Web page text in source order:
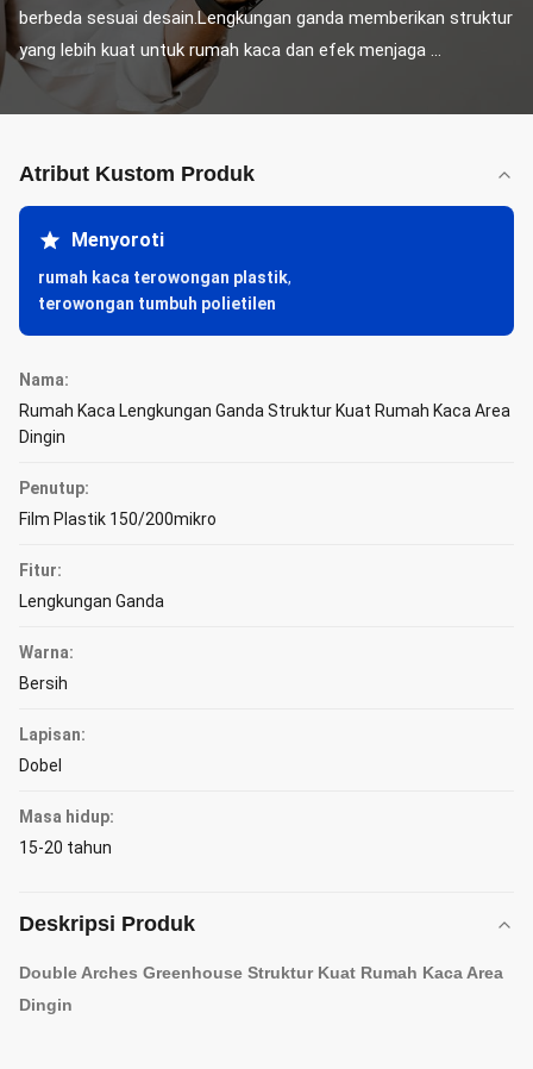
berbeda sesuai desain.Lengkungan ganda memberikan struktur
yang lebih kuat untuk rumah kaca dan efek menjaga ...
Atribut Kustom Produk
Menyoroti
rumah kaca terowongan plastik,
terowongan tumbuh polietilen
Nama:
Rumah Kaca Lengkungan Ganda Struktur Kuat Rumah Kaca Area
Dingin
Penutup:
Film Plastik 150/200mikro
Fitur:
Lengkungan Ganda
Warna:
Bersih
Lapisan:
Dobel
Masa hidup:
15-20 tahun
Deskripsi Produk
Double Arches Greenhouse Struktur Kuat Rumah Kaca Area
Dingin